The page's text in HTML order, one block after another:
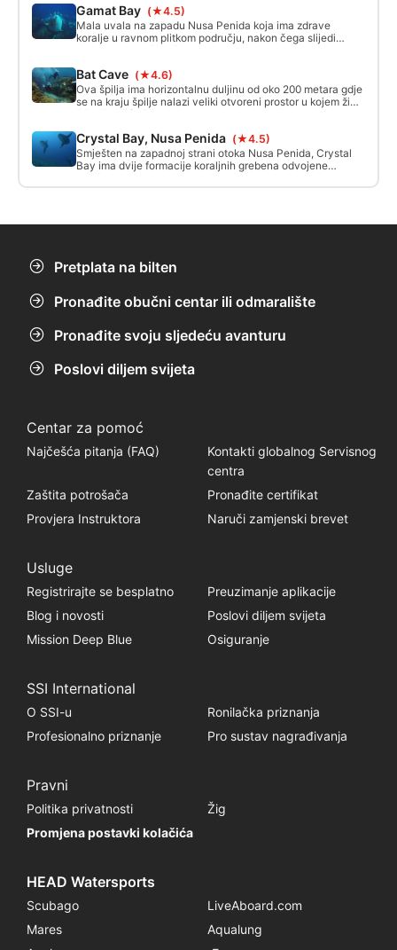
Gamat Bay (★4.5)
Mala uvala na zapadu Nusa Penida koja ima zdrave
koralje u ravnom plitkom području, nakon čega slijedi
tijekom prave sezone.
Bat Cave (★4.6)
Ova špilja ima horizontalnu duljinu od oko 200 metara gdje
se na kraju špilje nalazi veliki otvoreni prostor u kojem žive
šišmiši. Ušće špilje nalazi se na dubini od 8 metara ispod
Crystal Bay, Nusa Penida (★4.5)
Smješten na zapadnoj strani otoka Nusa Penida, Crystal
Bay ima dvije formacije koraljnih grebena odvojene
tvore topografiju na ovom ronilačkom mjestu spušta se na
Pretplata na bilten
Pronađite obučni centar ili odmaralište
Pronađite svoju sljedeću avanturu
Poslovi diljem svijeta
Centar za pomoć
Najčešća pitanja (FAQ)
Kontakti globalnog Servisnog
centra
Zaštita potrošača
Pronađite certifikat
Provjera Instruktora
Naruči zamjenski brevet
Usluge
Registrirajte se besplatno
Preuzimanje aplikacije
Blog i novosti
Poslovi diljem svijeta
Mission Deep Blue
Osiguranje
SSI International
O SSI-u
Ronilačka priznanja
Profesionalno priznanje
Pro sustav nagrađivanja
Pravni
Politika privatnosti
Žig
Promjena postavki kolačića
HEAD Watersports
Scubago
LiveAboard.com
Mares
Aqualung